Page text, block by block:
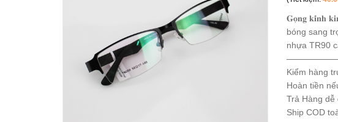
𝐆𝐨̣𝐧𝐠 𝐤𝐢́𝐧𝐡
bóng sang
nhựa TR90
Kiểm hàng
Hoàn tiền
Trả Hàng dễ
Ship COD